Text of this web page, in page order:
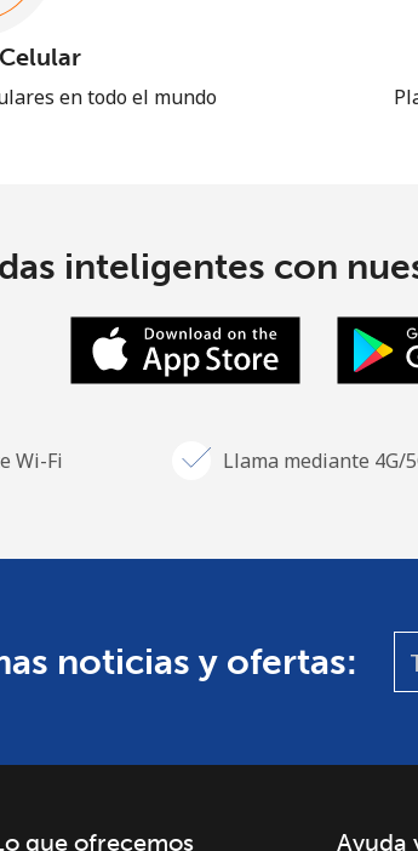
en todo el mundo
inteligentes con
Wi-Fi Llama mediante 4G/
noticias y ofertas:
que ofrecemos Ayuda